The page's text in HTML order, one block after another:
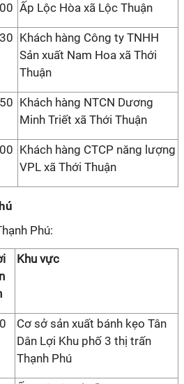
Ấp Lộc Hòa xã Lộc Thuận
Khách hàng Công ty TNHH
Sản xuất Nam Hoa xã Thới
Thuận
Khách hàng NTCN Dương
Minh Triết xã Thới Thuận
Khách hàng CTCP năng lượng
VPL xã Thới Thuận
Phú:
Khu vực
Cơ sở sản xuất bánh kẹo Tân
Dân Lợi Khu phố 3 thị trấn
Thạnh Phú